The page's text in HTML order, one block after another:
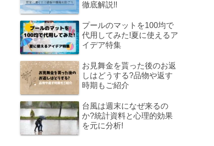
徹底解説!!
プールのマットを100均で
代用してみた!夏に使えるア
イデア特集
お見舞金を貰った後のお返
しはどうする?品物や返す
時期もご紹介
台風は週末になぜ来るの
か?統計資料と心理的効果
を元に分析!